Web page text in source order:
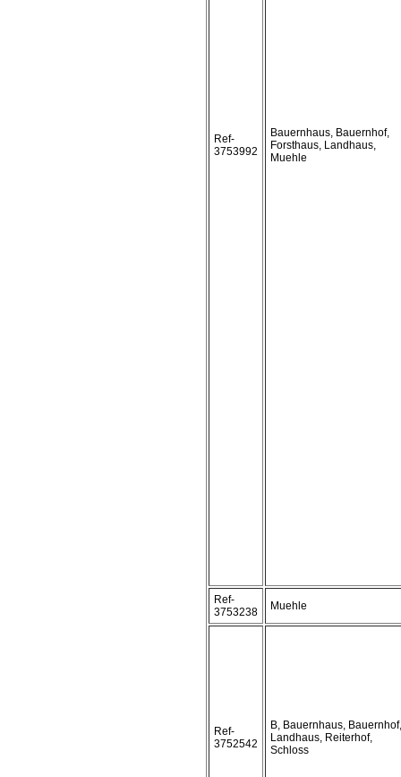
Ref-
3753992
Bauernhaus, Bauernhof,
Forsthaus, Landhaus,
Muehle
Ref-
3753238
Muehle
Ref-
3752542
B, Bauernhaus, Bauernhof,
Landhaus, Reiterhof,
Schloss